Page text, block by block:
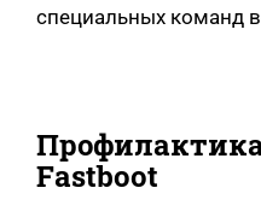
специальных команд
Fastboot